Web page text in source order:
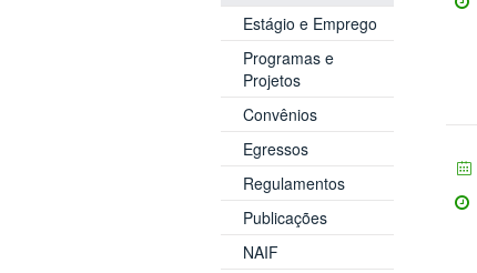
Estágio e Emprego
Programas e
Projetos
Convênios
Egressos
Regulamentos
Publicações
NAIF